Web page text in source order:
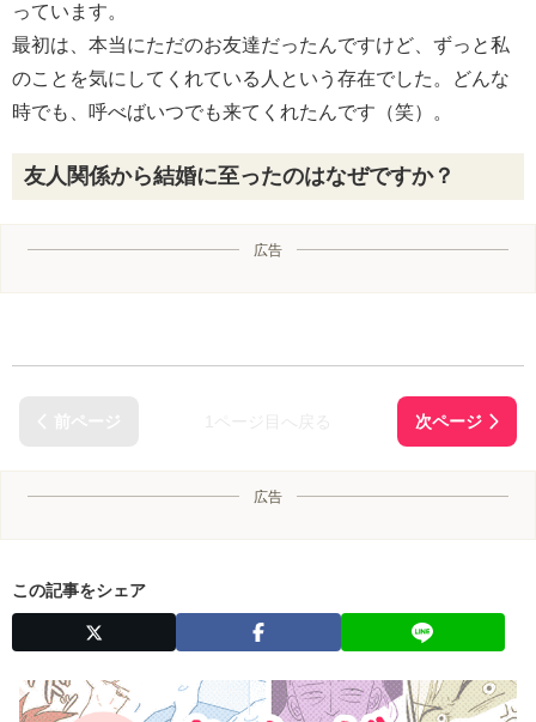
っています。
最初は、本当にただのお友達だったんですけど、ずっと私
のことを気にしてくれている人という存在でした。どんな
時でも、呼べばいつでも来てくれたんです（笑）。
友人関係から結婚に至ったのはなぜですか？
広告
広告
この記事をシェア